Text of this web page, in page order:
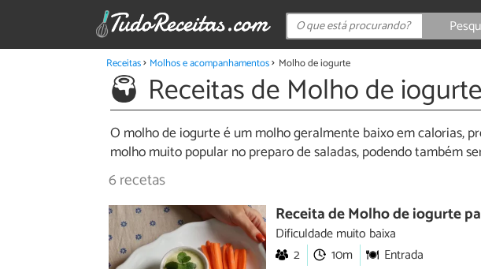
Receitas Molhos e acompanhamentos Molho de iogurte
Receitas de Molho de iogurte
O molho de iogurte é um molho geralmente baixo em calorias,
molho muito popular no preparo de saladas, podendo também
6 recetas
Receita de Molho de iogurte
Dificuldade muito baixa
2
10m Entrada